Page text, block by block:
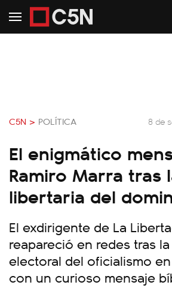
C5N > POLÍTICA 8 de
El enigmático
Ramiro Marra tras
libertaria del
El exdirigente de La
reapareció en redes tras
electoral del oficialismo
con un curioso mensaje